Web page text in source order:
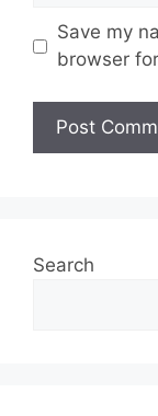
Save my
browser
Search